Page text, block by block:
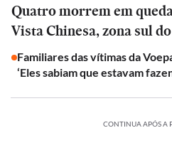
Quatro morrem em
Vista Chinesa, zona sul
Familiares das vítimas da
‘Eles sabiam que estavam
CONTINUA APÓS A